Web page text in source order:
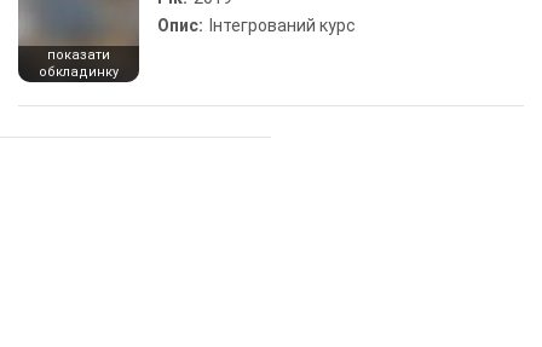
показати
обкладинку
Опис: Інтегрований курс